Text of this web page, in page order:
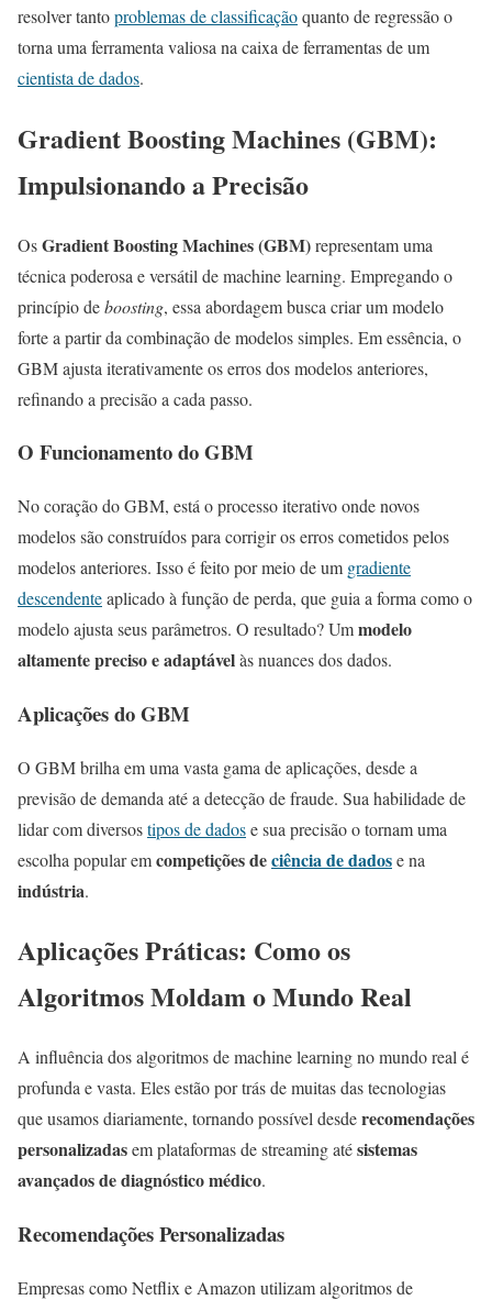
resolver tantoproblemas de classificaçãoquanto de regressão o
torna uma ferramenta valiosa na caixa de ferramentas de um
cientista de dados.
Gradient Boosting Machines (GBM):
Impulsionando a Precisão
OsGradient Boosting Machines (GBM)representam uma
técnica poderosa e versátil de machine learning. Empregando o
princípio deboosting, essa abordagem busca criar um modelo
forte a partir da combinação de modelos simples. Em essência, o
GBM ajusta iterativamente os erros dos modelos anteriores,
refinando a precisão a cada passo.
O Funcionamento do GBM
No coração do GBM, está o processo iterativo onde novos
modelos são construídos para corrigir os erros cometidos pelos
modelos anteriores. Isso é feito por meio de um gradiente
descendenteaplicado à função de perda, que guia a forma como o
modelo ajusta seus parâmetros. O resultado? Ummodelo
altamente preciso e adaptávelàs nuances dos dados.
Aplicações do GBM
O GBM brilha em uma vasta gama de aplicações, desde a
previsão de demanda até a detecção de fraude. Sua habilidade de
lidar com diversostipos de dadose sua precisão o tornam uma
escolha popular emcompetições deciência de dadose na
indústria.
Aplicações Práticas: Como os
Algoritmos Moldam o Mundo Real
A influência dos algoritmos de machine learning no mundo real é
profunda e vasta. Eles estão por trás de muitas das tecnologias
que usamos diariamente, tornando possível desderecomendações
personalizadasem plataformas de streaming atésistemas
avançados de diagnóstico médico.
Recomendações Personalizadas
Empresas como Netflix e Amazon utilizam algoritmos de